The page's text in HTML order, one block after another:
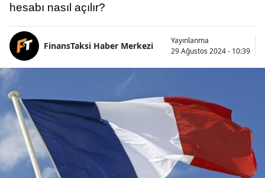
hesabı nasıl açılır?
FinansTaksi Haber Merkezi
Yayınlanma
29 Ağustos 2024 - 10:39